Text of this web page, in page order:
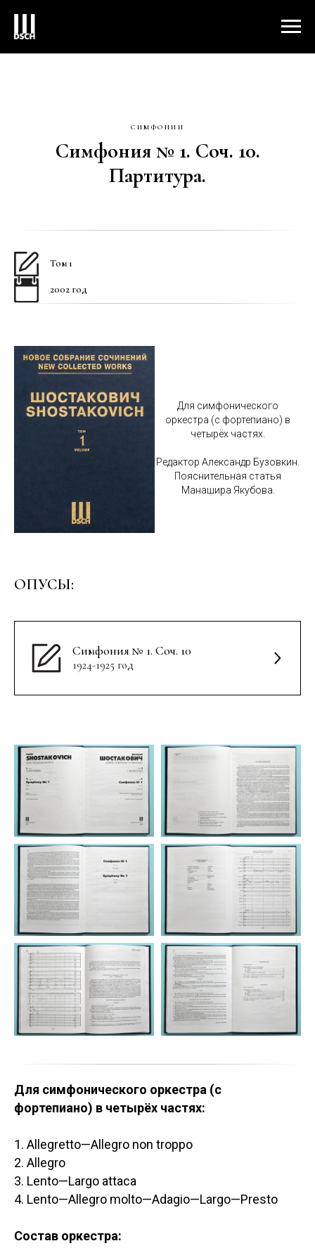
СИМФОНИИ
Симфония № 1. Соч. 10.
Партитура.
Том 1
2002 год
Для симфонического
оркестра (с фортепиано) в
четырёх частях.
Редактор Александр Бузовкин.
Пояснительная статья
Манашира Якубова.
ОПУСЫ:
Симфония № 1. Соч. 10
1924-1925 год
Для симфонического оркестра (с
фортепиано) в четырёх частях:
1. Allegretto—Allegro non troppo
2. Allegro
3. Lento—Largo attaca
4. Lento—Allegro molto—Adagio—Largo—Presto
Состав оркестра: